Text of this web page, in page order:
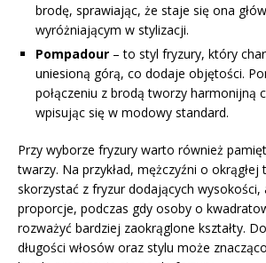
brodę, sprawiając, że staje się ona
wyróżniającym w stylizacji.
Pompadour – to styl fryzury, który
uniesioną górą, co dodaje objętości.
połączeniu z brodą tworzy harmonijną
wpisując się w modowy standard.
Przy wyborze fryzury warto również
twarzy. Na przykład, mężczyźni o okrągłej
skorzystać z fryzur dodających wysokości,
proporcje, podczas gdy osoby o
rozważyć bardziej zaokrąglone kształty.
długości włosów oraz stylu może